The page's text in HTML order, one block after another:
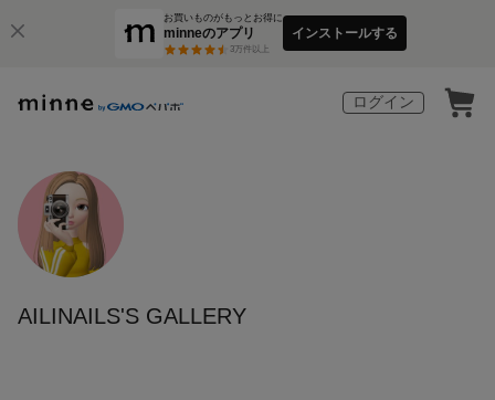
お買いものがもっとお得に
minneのアプリ
3万件以上
インストールする
ログイン
AILINAILS'S GALLERY